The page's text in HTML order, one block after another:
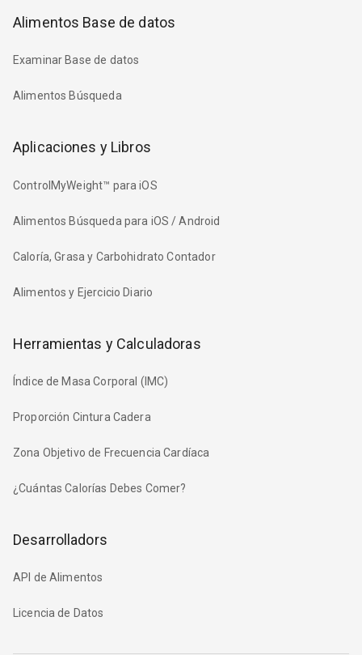
Alimentos Base de datos
Examinar Base de datos
Alimentos Búsqueda
Aplicaciones y Libros
ControlMyWeight™ para iOS
Alimentos Búsqueda para iOS / Android
Caloría, Grasa y Carbohidrato Contador
Alimentos y Ejercicio Diario
Herramientas y Calculadoras
Índice de Masa Corporal (IMC)
Proporción Cintura Cadera
Zona Objetivo de Frecuencia Cardíaca
¿Cuántas Calorías Debes Comer?
Desarrolladors
API de Alimentos
Licencia de Datos